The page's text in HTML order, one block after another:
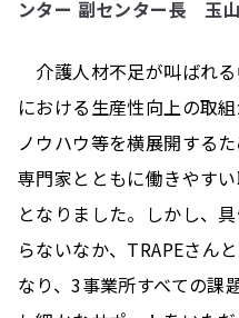
ンター 副センター長 玉
介護人材不足が叫ばれ
における生産性向上の取
ノウハウ等を横展開する
専門家とともに働きやす
となりました。しかし、
らないなか、TRAPEさん
なり、3事業所すべての課